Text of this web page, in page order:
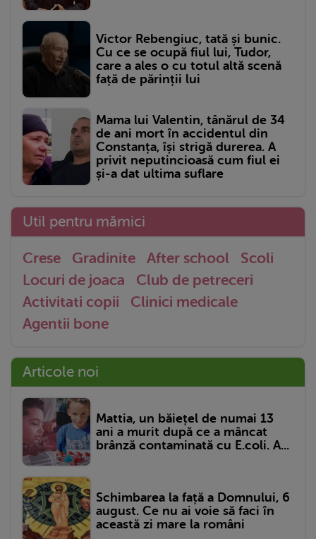
Victor Rebengiuc, tată și bunic.
Cu ce se ocupă fiul lui, Tudor,
care a ales o cu totul altă scenă
față de părinții lui
Mama lui Valentin, tânărul de 34
de ani mort în accidentul din
Constanța, își strigă durerea. A
privit neputincioasă cum fiul ei
și-a dat ultima suflare
Util pentru mămici
Crese Gradinite After school
Scoli
Locuri de joaca
Club de petreceri
Activitati copii
Clinici medicale
Agentii bone
Articole noi
Mattia, un băiețel de numai 13
ani a murit după ce a mâncat
brânză contaminată cu E.coli. A...
Schimbarea la față a Domnului, 6
august. Ce nu ai voie să faci în
această zi mare la români